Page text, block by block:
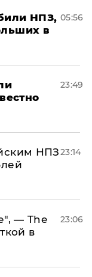
НПЗ,
в
05:56
23:49
НПЗ23:14
— The
в
23:06